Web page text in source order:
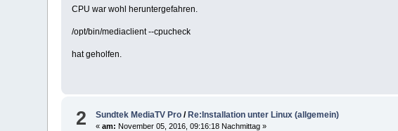
CPU war wohl heruntergefahren.
/opt/bin/mediaclient --cpucheck
hat geholfen.
2 Sundtek MediaTV Pro /Re:Installation unter Linux (allgemein)
«am: November 05, 2016, 09:16:18 Nachmittag »